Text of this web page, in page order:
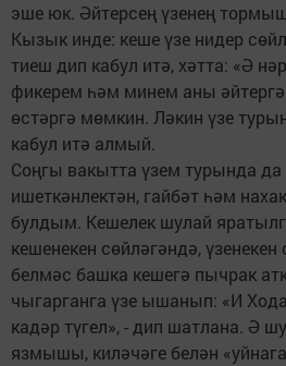
эше юк. Әйтерсең үзенең
Кызык инде: кеше үзе нидер
тиеш дип кабул итә, хәтта: «Ә
фикерем һәм минем аны
өстәргә мөмкин. Ләкин үзе
кабул итә алмый.
Соңгы вакытта үзем турында да
ишеткәнлектән, гайбәт һәм
булдым. Кешелек шулай
кешенекен сөйләгәндә,
белмәс башка кешегә пычрак
чыгарганга үзе ышанып: «И
кадәр түгел», - дип шатлана. Ә
язмышы, киләчәге белән